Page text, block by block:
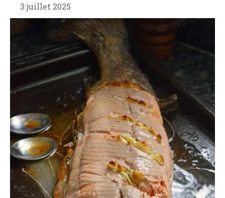
3 juillet 2025